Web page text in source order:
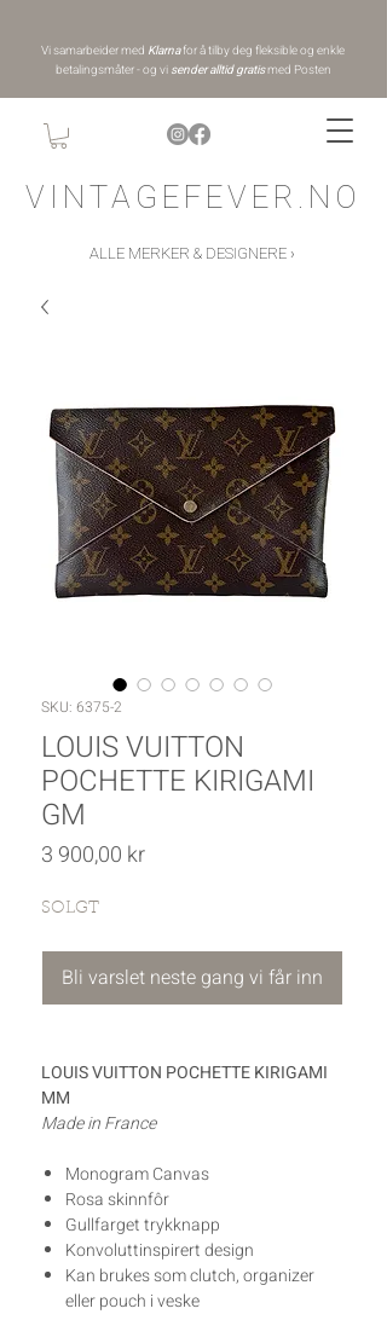
VINTAGEFEVER.NO
Vi samarbeider med Klarnafor å tilby deg fleksible og enkle
betalingsmåter - og vi sender alltid gratismed Posten
ALLE MERKER & DESIGNERE ›
SKU: 6375-2
LOUIS VUITTON
POCHETTE KIRIGAMI
GM
3 900,00 krPris
SOLGT
Bli varslet neste gang vi får inn
LOUIS VUITTON POCHETTE KIRIGAMI
MM
Made in France
Monogram Canvas
Rosa skinnfôr
Gullfarget trykknapp
Konvoluttinspirert design
Kan brukes som clutch, organizer
eller pouch i veske